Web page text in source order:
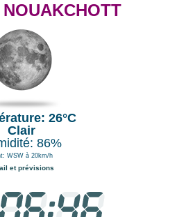
26°C
Clair
86%
WSW à 20km/h
et prévisions